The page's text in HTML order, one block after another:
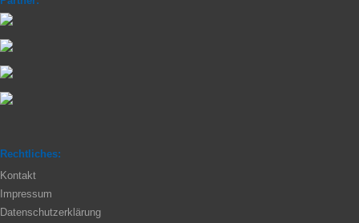
Rechtliches:
Kontakt
Impressum
Datenschutzerklärung